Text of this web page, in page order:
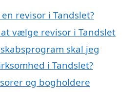
revisor i Tandslet?
vælge revisor i Tandslet
skal jeg
i Tandslet?
og bogholdere